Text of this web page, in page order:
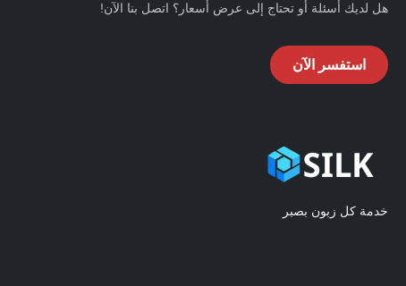
هل لديك أسئلة أو تحتاج إلى عرض أسعار؟ اتصل بنا الآن!
استفسر الآن
خدمة كل زبون بصبر